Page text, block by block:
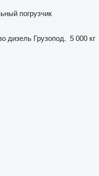
погрузчик
дизель Грузопод. 5 000 кг